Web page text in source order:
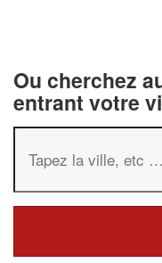
Ou cherchez
entrant votre